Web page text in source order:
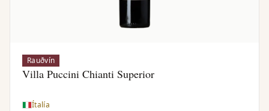
Rauðvín
Villa Puccini Chianti Superior
Ítalía